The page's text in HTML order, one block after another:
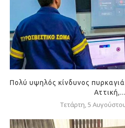
Πολύ υψηλός κίνδυνος
Αττική,...
Τετάρτη, 5